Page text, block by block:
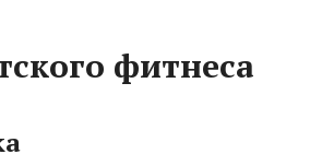
фитнеса